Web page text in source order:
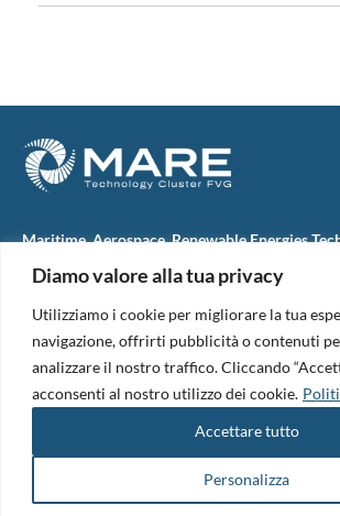
Diamo valore alla tua privacy
Utilizziamo i cookie per migliorare la tua
navigazione, offrirti pubblicità o contenuti
analizzare il nostro traffico. Cliccando
acconsenti al nostro utilizzo dei cookie.
Personalizza
Accettare tutto
Maritime, Aerospace, Renewable Energies
M.A.R.E. TC FVG S.c.ar.l.
34074 Monfalcone (Italy)
tel. +39 0481 723440
Codice Fiscale e Partita Iva: 01138620313
PEC:marefvg@legalmail.it
Codice univoco per i pagamenti: M5UXCR1
Copyright 2026. Design and development by
Informativa Privacy|Cookie Policy|Amm.